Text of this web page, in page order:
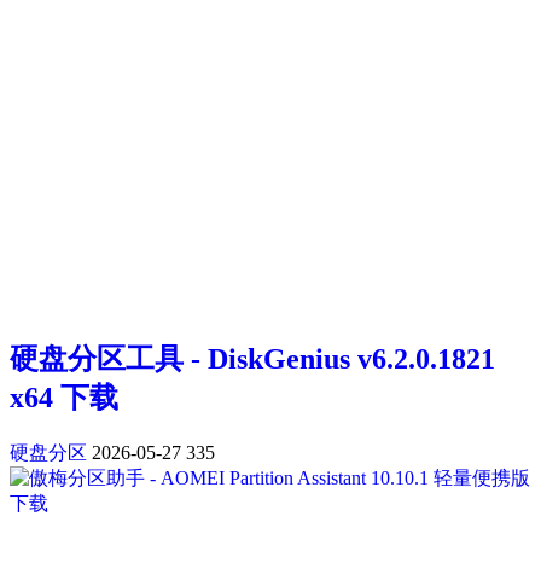
硬盘分区工具 - DiskGenius v6.2.0.1821
x64 下载
硬盘分区 2026-05-27 335